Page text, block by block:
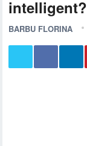
intelligent?
BARBU FLORINA